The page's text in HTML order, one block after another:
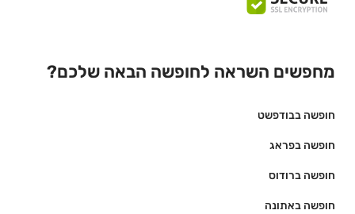
מחפשים השראה לחופשה הבאה שלכם?
חופשה בבודפשט
חופשה בפראג
חופשה ברודוס
חופשה באתונה